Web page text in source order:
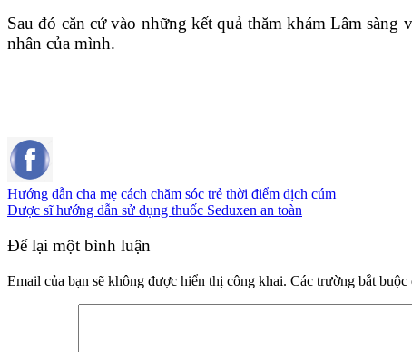
Sau đó căn cứ vào những kết quả thăm khám Lâm
nhân của mình.
Hướng dẫn cha mẹ cách chăm sóc trẻ thời điểm dịch cúm
Dược sĩ hướng dẫn sử dụng thuốc Seduxen an toàn
Để lại một bình luận
Email của bạn sẽ không được hiển thị công khai. Các trường bắt buộc